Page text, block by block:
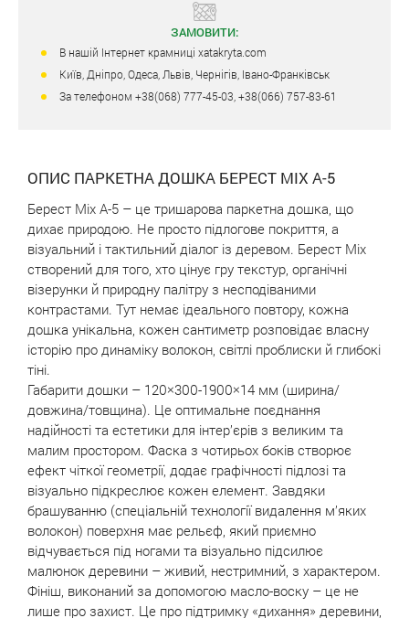
ЗАМОВИТИ:
В нашій Інтернет крамниці xatakryta.com
Київ, Дніпро, Одеса, Львів, Чернігів, Івано-Франківськ
За телефоном +38(068) 777-45-03, +38(066) 757-83-61
ОПИС ПАРКЕТНА ДОШКА БЕРЕСТ MIX А-5
Берест Mix A-5 – це тришарова паркетна дошка, що
дихає природою. Не просто підлогове покриття, а
візуальний і тактильний діалог із деревом. Берест Mix
створений для того, хто цінує гру текстур, органічні
візерунки й природну палітру з несподіваними
контрастами. Тут немає ідеального повтору, кожна
дошка унікальна, кожен сантиметр розповідає власну
історію про динаміку волокон, світлі проблиски й глибокі
тіні.
Габарити дошки – 120×300-1900×14 мм (ширина/
довжина/товщина). Це оптимальне поєднання
надійності та естетики для інтер’єрів з великим та
малим простором. Фаска з чотирьох боків створює
ефект чіткої геометрії, додає графічності підлозі та
візуально підкреслює кожен елемент. Завдяки
брашуванню (спеціальній технології видалення м’яких
волокон) поверхня має рельєф, який приємно
відчувається під ногами та візуально підсилює
малюнок деревини – живий, нестримний, з характером.
Фініш, виконаний за допомогою масло-воску – це не
лише про захист. Це про підтримку «дихання» деревини,